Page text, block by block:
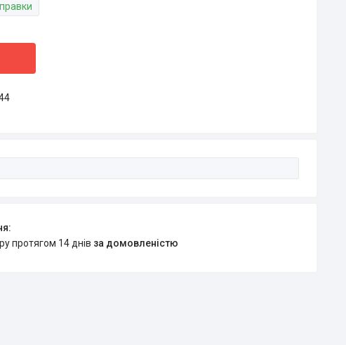
протягом 14 днів за домовленістю